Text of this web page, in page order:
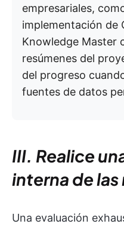
empresariales,
implementación de
Knowledge Master
resúmenes del
del progreso
fuentes de datos
III. Realice
interna de
Una evaluación